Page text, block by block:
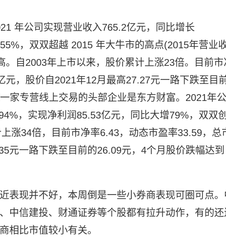
年公司实现营业收入765.2亿元，同比增长
，双双超越 2015 年大牛市的高点(2015年营业
。自2003年上市以来，股价累计上涨23倍。目前市
，股价自2021年12月最高27.27元一路下跌至目
家专营线上交易的头部企业是东方财富。2021年公
，实现净利润85.53亿元，同比大增79%，双双
涨34倍，目前市净率6.43，动态市盈率33.59，总
元一路下跌至目前的26.09元，4个月股价跌幅达到
表现并不好，本周倒是一些小券商表现可圈可点。
中信建投、财通证券等个股都有拉升动作，有的还
相比市值较小有关。